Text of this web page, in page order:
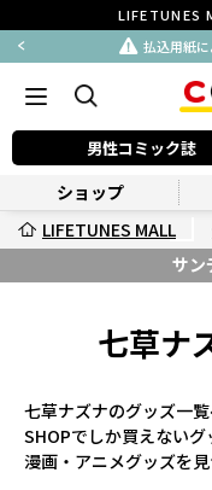
LIFETUNES
払込用紙
男性コミック誌
ショップ
LIFETUNES MALL
サン
七草ナ
七草ナズナのグッズ一
SHOPでしか買えない
漫画・アニメグッズを見